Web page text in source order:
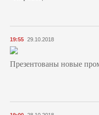
19:55 29.10.2018
Презентованы новые